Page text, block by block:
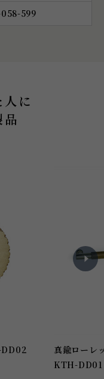
599
に
品
まみ KTH-DD02
KTH-DD01